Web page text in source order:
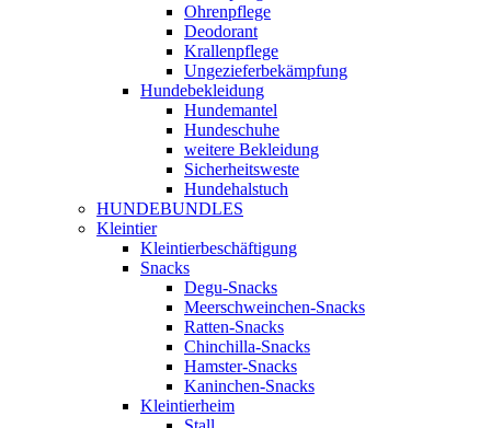
Ohrenpflege
Deodorant
Krallenpflege
Ungezieferbekämpfung
Hundebekleidung
Hundemantel
Hundeschuhe
weitere Bekleidung
Sicherheitsweste
Hundehalstuch
HUNDEBUNDLES
Kleintier
Kleintierbeschäftigung
Snacks
Degu-Snacks
Meerschweinchen-Snacks
Ratten-Snacks
Chinchilla-Snacks
Hamster-Snacks
Kaninchen-Snacks
Kleintierheim